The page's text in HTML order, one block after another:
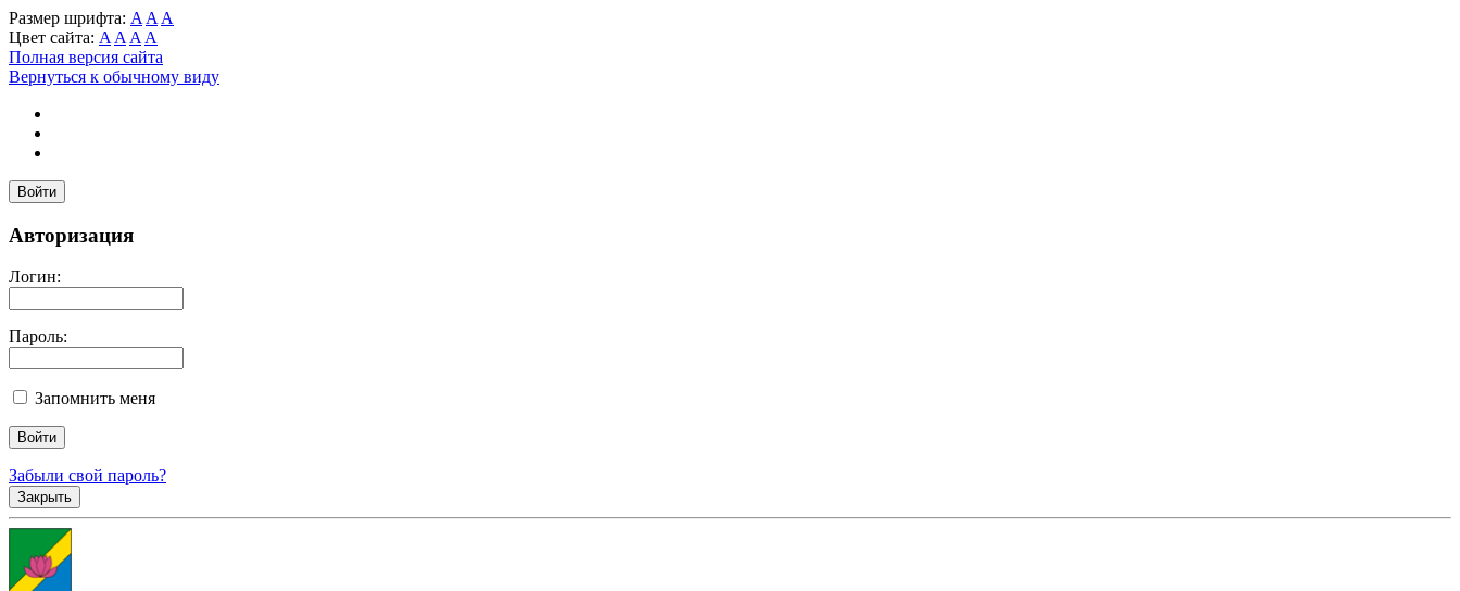
Размер шрифта: A A A
Цвет сайта: A A A A
Полная версия сайта
Вернуться к обычному виду
Войти
Авторизация
Логин:
Пароль:
Запомнить меня
Забыли свой пароль?
Закрыть